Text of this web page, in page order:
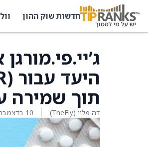
חדשות שוק ההון
תוך שמירה
דה פליי (TheFly) 10 בדצמבר 2025